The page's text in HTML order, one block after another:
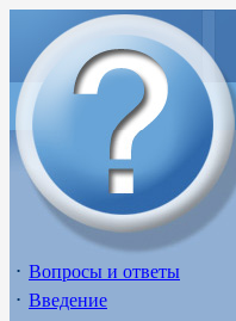
Вопросы и ответы
Введение